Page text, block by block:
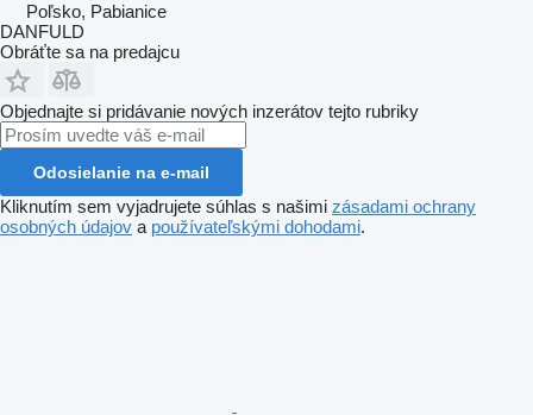
Poľsko, Pabianice
DANFULD
Obráťte sa na predajcu
Objednajte si pridávanie nových inzerátov tejto rubriky
Odosielanie na e-mail
Kliknutím sem vyjadrujete súhlas s našimi zásadami ochrany
osobných údajov a používateľskými dohodami.